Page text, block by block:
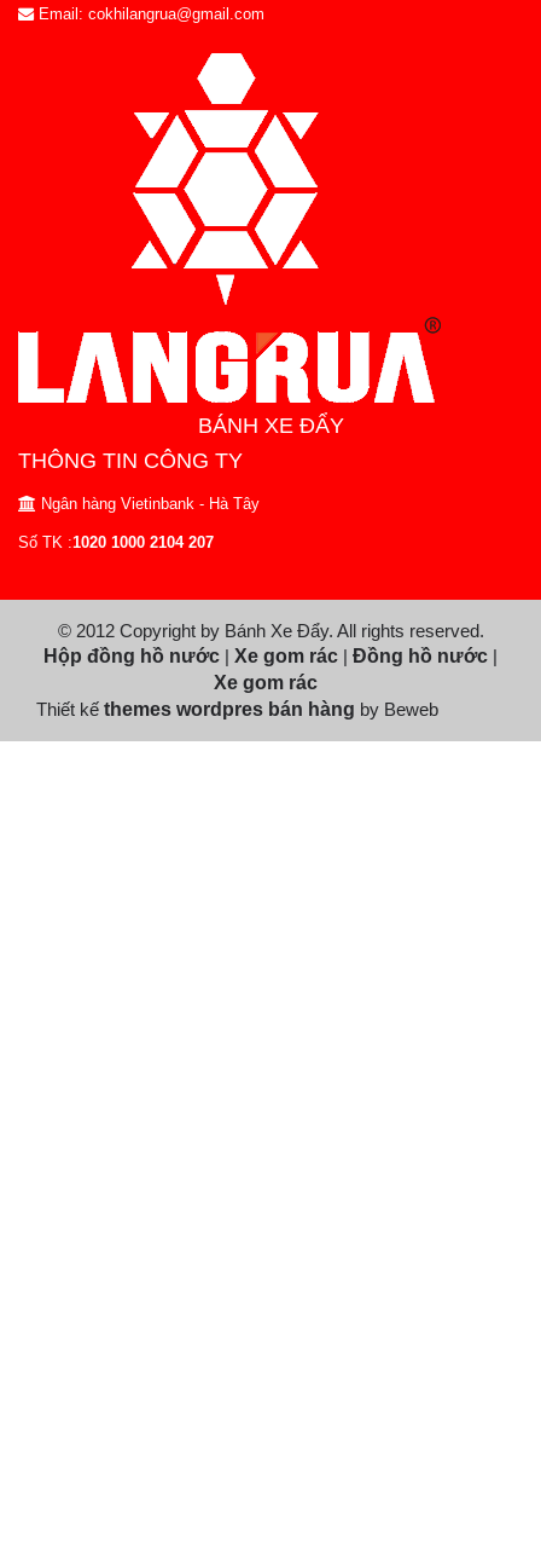
Email: cokhilangrua@gmail.com
BÁNH XE ĐẨY
THÔNG TIN CÔNG TY
Ngân hàng Vietinbank - Hà Tây
Số TK :1020 1000 2104 207
© 2012 Copyright by Bánh Xe Đẩy. All rights reserved.
Hộp đồng hồ nước | Xe gom rác | Đồng hồ nước |
Xe gom rác
Thiết kế themes wordpres bán hàng by Beweb